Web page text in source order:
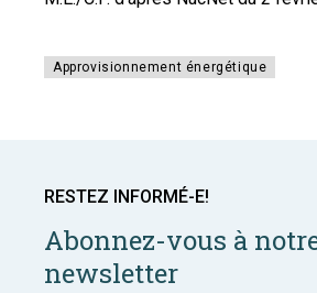
Approvisionnement énergétique
RESTEZ INFORMÉ-E!
Abonnez-vous à
newsletter